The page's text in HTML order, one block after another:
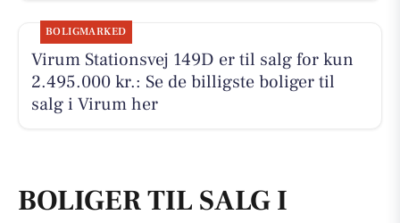
BOLIGMARKED
Virum Stationsvej 149D er til salg for kun
2.495.000 kr.: Se de billigste boliger til
salg i Virum her
BOLIGER TIL SALG I